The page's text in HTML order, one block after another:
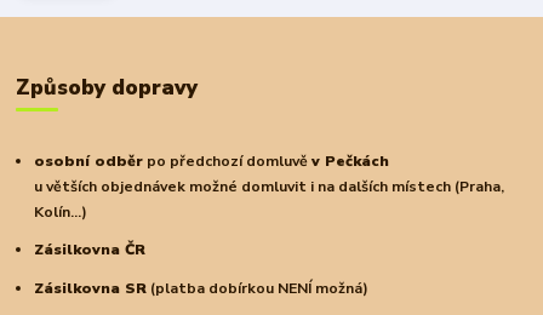
Způsoby dopravy
osobní odběr po předchozí domluvěv Pečkách
u větších objednávek možné domluvit i na dalších místech (Praha,
Kolín...)
Zásilkovna ČR
Zásilkovna SR (platba dobírkou NENÍ možná)